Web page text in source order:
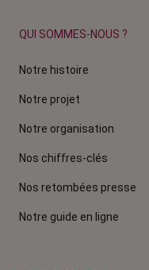
QUI SOMMES-NOUS ?
Notre histoire
Notre projet
Notre organisation
Nos chiffres-clés
Nos retombées presse
Notre guide en ligne